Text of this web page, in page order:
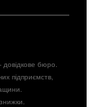
бюро.
підприємств,